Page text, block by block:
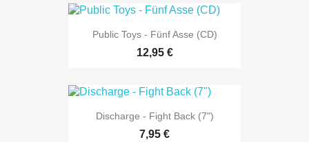
Public Toys - Fünf Asse (CD)
12,95 €
Discharge - Fight Back (7")
7,95 €